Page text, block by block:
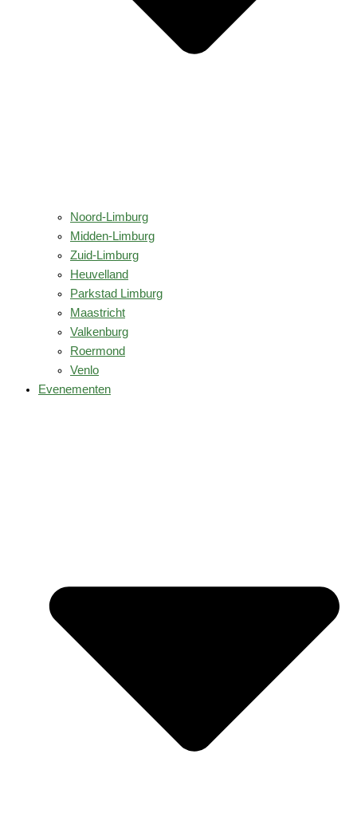
Noord-Limburg
Midden-Limburg
Zuid-Limburg
Heuvelland
Parkstad Limburg
Maastricht
Valkenburg
Roermond
Venlo
Evenementen